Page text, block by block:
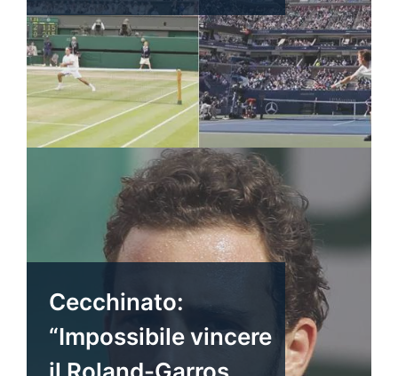
Cecchinato:
“Impossibile vincere